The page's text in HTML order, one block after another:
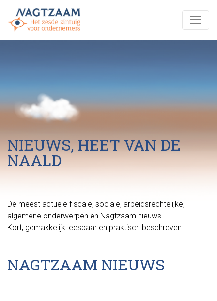
NIEUWS, HEET VAN DE
NAALD
De meest actuele fiscale, sociale, arbeidsrechtelijke,
algemene onderwerpen en Nagtzaam nieuws.
Kort, gemakkelijk leesbaar en praktisch beschreven.
NAGTZAAM NIEUWS